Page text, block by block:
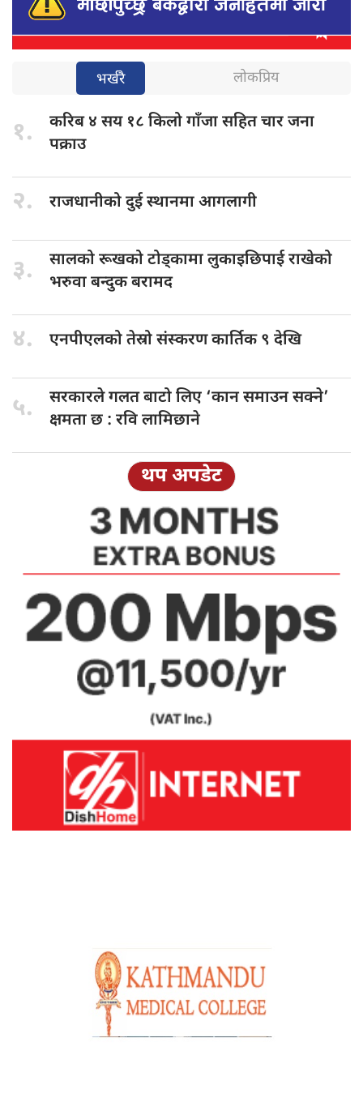
भर्खरै लोकप्रिय
१. करिब ४ सय १८ किलो गाँजा सहित चार जना
पक्राउ
२. राजधानीको दुईस्थानमा आगलागी
३. सालको रूखकोटोड्कामा लुकाइछिपाई राखेको
भरुवा बन्दुक बरामद
४. एनपीएलको तेस्रोसंस्करण कार्तिक ९ देखि
५. सरकारले गलतबाटो लिए ‘कान समाउन सक्ने’
क्षमता छ : रवि लामिछाने
थप अपडेट